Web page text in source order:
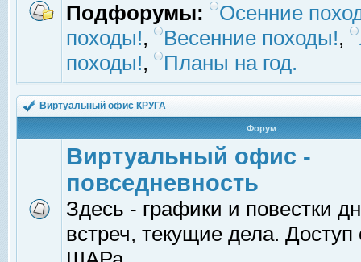
Подфорумы:
Осенние
походы!, Весенние походы!,
походы!, Планы на год.
Виртуальный офис КРУГА
Форум
Виртуальный офис -
повседневность
Здесь - графики и повестки
встреч, текущие дела.